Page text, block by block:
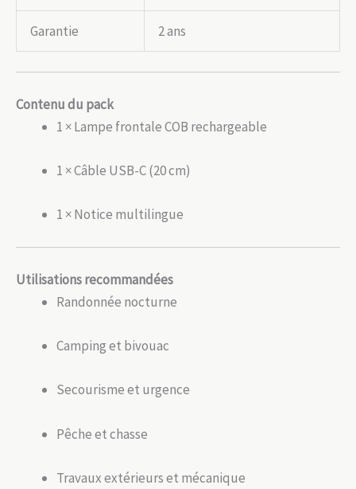
Garantie 2 ans
Contenu du pack
1 × Lampe frontale COB rechargeable
1 × Câble USB-C (20 cm)
1 × Notice multilingue
Utilisations recommandées
Randonnée nocturne
Camping et bivouac
Secourisme et urgence
Pêche et chasse
Travaux extérieurs et mécanique